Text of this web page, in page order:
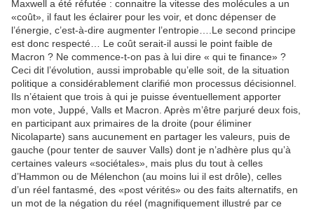
Maxwell a été réfutée : connaitre la vitesse des molécules a un
«coût», il faut les éclairer pour les voir, et donc dépenser de
l’énergie, c’est-à-dire augmenter l’entropie….Le second principe
est donc respecté… Le coût serait-il aussi le point faible de
Macron ? Ne commence-t-on pas à lui dire « qui te finance» ?
Ceci dit l’évolution, aussi improbable qu’elle soit, de la situation
politique a considérablement clarifié mon processus décisionnel.
Ils n’étaient que trois à qui je puisse éventuellement apporter
mon vote, Juppé, Valls et Macron. Après m’être parjuré deux fois,
en participant aux primaires de la droite (pour éliminer
Nicolaparte) sans aucunement en partager les valeurs, puis de
gauche (pour tenter de sauver Valls) dont je n’adhère plus qu’à
certaines valeurs «sociétales», mais plus du tout à celles
d’Hammon ou de Mélenchon (au moins lui il est drôle), celles
d’un réel fantasmé, des «post vérités» ou des faits alternatifs, en
un mot de la négation du réel (magnifiquement illustré par ce